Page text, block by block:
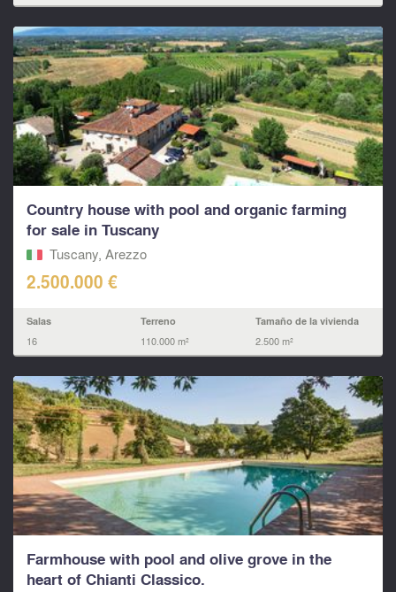
Country house with pool and organic farming
for sale in Tuscany
Tuscany, Arezzo
2.500.000 €
Salas
16
Terreno
110.000 m²
Tamaño de la vivienda
2.500 m²
Farmhouse with pool and olive grove in the
heart of Chianti Classico.